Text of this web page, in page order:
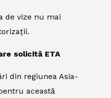
de vize nu mai
solicită ETA
din regiunea Asia-
această